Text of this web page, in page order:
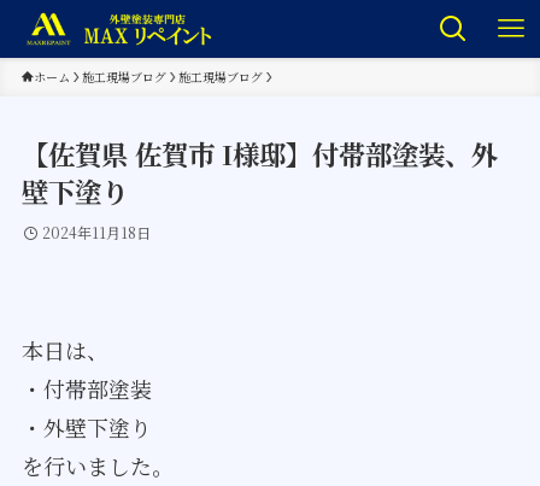
ホーム 施工現場ブログ 施工現場ブログ
【佐賀県 佐賀市 I様邸】付帯部塗装、外
壁下塗り
2024年11月18日
本日は、
・付帯部塗装
・外壁下塗り
を行いました。